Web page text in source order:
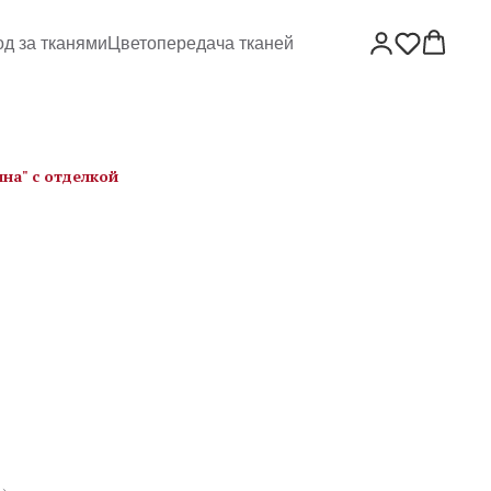
за тканями Цветопередача тканей
с отделкой